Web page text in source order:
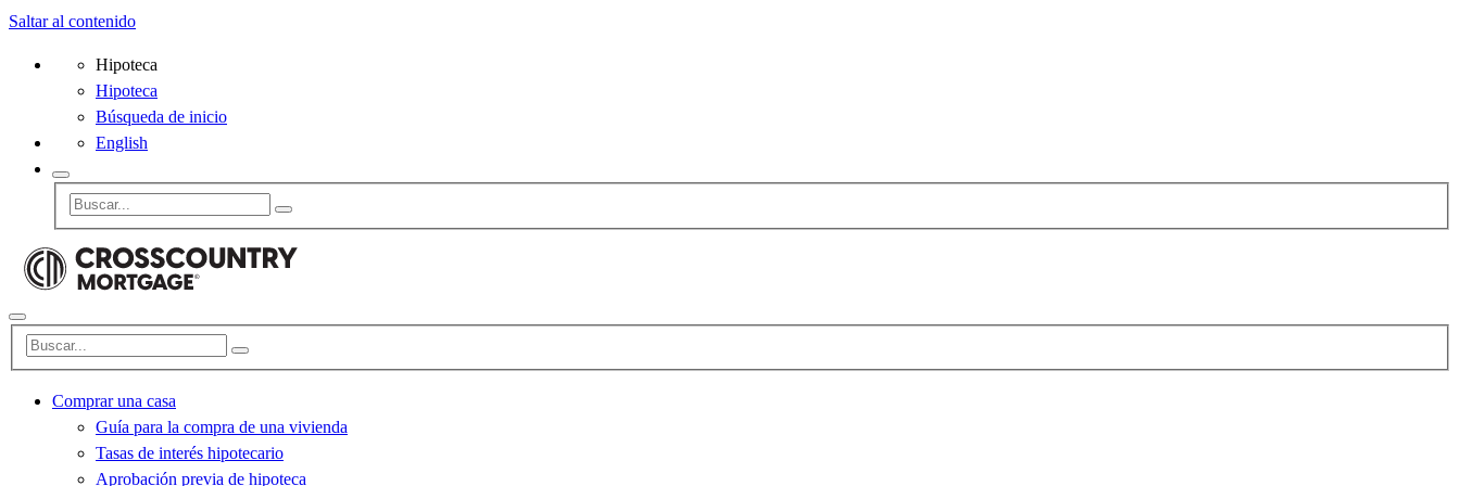
Saltar al contenido
Hipoteca
Hipoteca
Búsqueda de inicio
English
Comprar una casa
Guía para la compra de una vivienda
Tasas de interés hipotecario
Aprobación previa de hipoteca